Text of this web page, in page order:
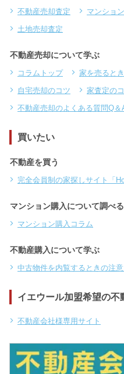
不動産売却査定 マンショ
土地売却査定
不動産売却について学ぶ
コラムトップ 家を売ると
自宅売却のコツ
家査定の
不動産売却のよくある質問Q＆
買いたい
不動産を買う
完全会員制の家探しサイト「
マンション購入について調べる
マンション購入コラム
不動産購入について学ぶ
中古物件を内覧するときの注
イエウール加盟希望の不
不動産会社様専用サイト